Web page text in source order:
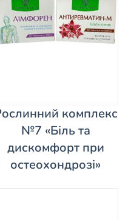
комплекс
№7 «Біль та
дискомфорт при
остеохондрозі»